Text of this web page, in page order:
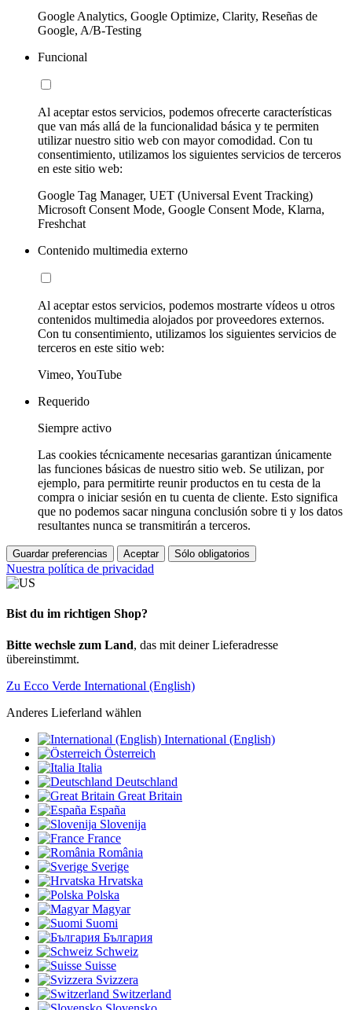
Google Analytics, Google Optimize, Clarity, Reseñas de
Google, A/B-Testing
Funcional
Al aceptar estos servicios, podemos ofrecerte características
que van más allá de la funcionalidad básica y te permiten
utilizar nuestro sitio web con mayor comodidad. Con tu
consentimiento, utilizamos los siguientes servicios de terceros
en este sitio web:
Google Tag Manager, UET (Universal Event Tracking)
Microsoft Consent Mode, Google Consent Mode, Klarna,
Freshchat
Contenido multimedia externo
Al aceptar estos servicios, podemos mostrarte vídeos u otros
contenidos multimedia alojados por proveedores externos.
Con tu consentimiento, utilizamos los siguientes servicios de
terceros en este sitio web:
Vimeo, YouTube
Requerido
Siempre activo
Las cookies técnicamente necesarias garantizan únicamente
las funciones básicas de nuestro sitio web. Se utilizan, por
ejemplo, para permitirte reunir productos en tu cesta de la
compra o iniciar sesión en tu cuenta de cliente. Esto significa
que no podemos sacar ninguna conclusión sobre ti y los datos
resultantes nunca se transmitirán a terceros.
Guardar preferencias Aceptar Sólo obligatorios
Nuestra política de privacidad
Bist du im richtigen Shop?
Bitte wechsle zum Land, das mit deiner Lieferadresse
übereinstimmt.
Zu Ecco Verde International (English)
Anderes Lieferland wählen
International (English)
Österreich
Italia
Deutschland
Great Britain
España
Slovenija
France
România
Sverige
Hrvatska
Polska
Magyar
Suomi
България
Schweiz
Suisse
Svizzera
Switzerland